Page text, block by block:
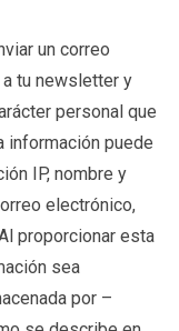
un correo
tu newsletter y
personal que
información puede
IP, nombre y
electrónico,
proporcionar esta
sea
por –